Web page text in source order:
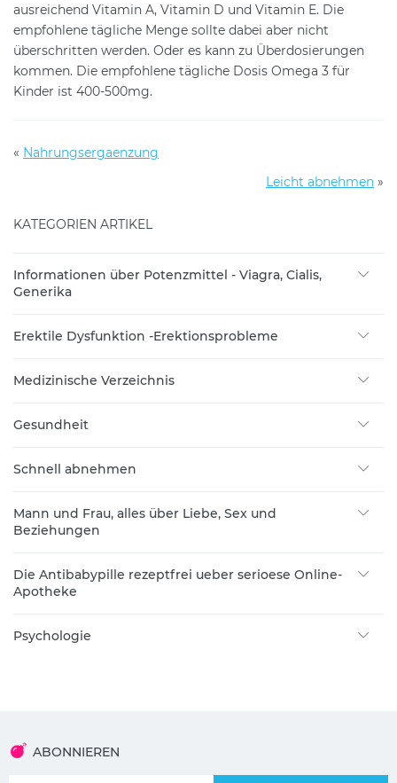
ausreichend Vitamin A, Vitamin D und Vitamin E. Die
empfohlene tägliche Menge sollte dabei aber nicht
überschritten werden. Oder es kann zu Überdosierungen
kommen. Die empfohlene tägliche Dosis Omega 3 für
Kinder ist 400-500mg.
« Nahrungsergaenzung
Leicht abnehmen »
KATEGORIEN ARTIKEL
Informationen über Potenzmittel - Viagra, Cialis,
Generika
Erektile Dysfunktion -Erektionsprobleme
Medizinische Verzeichnis
Gesundheit
Schnell abnehmen
Mann und Frau, alles über Liebe, Sex und
Beziehungen
Die Antibabypille rezeptfrei ueber serioese Online-
Apotheke
Psychologie
ABONNIEREN